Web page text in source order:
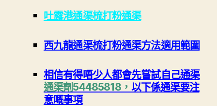
吐露港通渠梳打粉通渠
西九龍通渠梳打粉通渠方法適用範圍
相信有得唔少人都會先嘗試自己通渠
通渠劑54485818， 以下係通渠要注
意嘅事項